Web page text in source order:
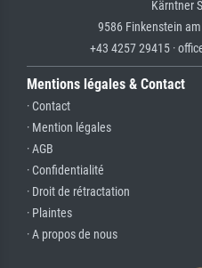
Kärntner
9586 Finkenstein am
+43 4257 29415 ·
Mentions légales & Contact
· Contact
· Mention légales
· AGB
· Confidentialité
· Droit de rétractation
· Plaintes
· A propos de nous